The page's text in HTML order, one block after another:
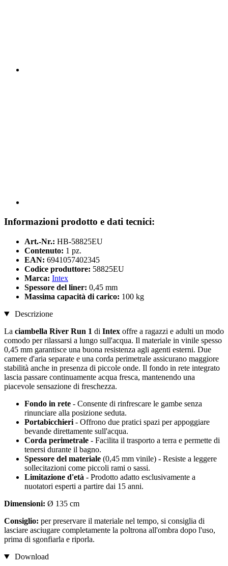
Informazioni prodotto e dati tecnici:
Art.-Nr.: HB-58825EU
Contenuto: 1 pz.
EAN: 6941057402345
Codice produttore: 58825EU
Marca: Intex
Spessore del liner: 0,45 mm
Massima capacità di carico: 100 kg
Descrizione
La ciambella River Run 1 di Intex offre a ragazzi e adulti un modo
comodo per rilassarsi a lungo sull'acqua. Il materiale in vinile spesso
0,45 mm garantisce una buona resistenza agli agenti esterni. Due
camere d'aria separate e una corda perimetrale assicurano maggiore
stabilità anche in presenza di piccole onde. Il fondo in rete integrato
lascia passare continuamente acqua fresca, mantenendo una
piacevole sensazione di freschezza.
Fondo in rete - Consente di rinfrescare le gambe senza
rinunciare alla posizione seduta.
Portabicchieri - Offrono due pratici spazi per appoggiare
bevande direttamente sull'acqua.
Corda perimetrale - Facilita il trasporto a terra e permette di
tenersi durante il bagno.
Spessore del materiale (0,45 mm vinile) - Resiste a leggere
sollecitazioni come piccoli rami o sassi.
Limitazione d'età - Prodotto adatto esclusivamente a
nuotatori esperti a partire dai 15 anni.
Dimensioni: Ø 135 cm
Consiglio: per preservare il materiale nel tempo, si consiglia di
lasciare asciugare completamente la poltrona all'ombra dopo l'uso,
prima di sgonfiarla e riporla.
Download